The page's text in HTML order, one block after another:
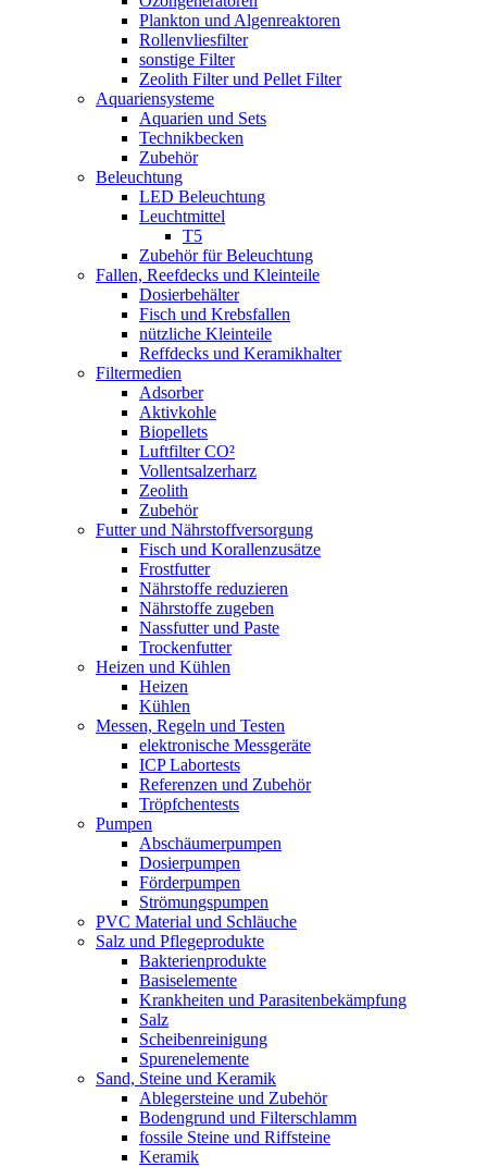
Plankton und Algenreaktoren
Rollenvliesfilter
sonstige Filter
Zeolith Filter und Pellet Filter
Aquariensysteme
Aquarien und Sets
Technikbecken
Zubehör
Beleuchtung
LED Beleuchtung
Leuchtmittel
T5
Zubehör für Beleuchtung
Fallen, Reefdecks und Kleinteile
Dosierbehälter
Fisch und Krebsfallen
nützliche Kleinteile
Reffdecks und Keramikhalter
Filtermedien
Adsorber
Aktivkohle
Biopellets
Luftfilter CO²
Vollentsalzerharz
Zeolith
Zubehör
Futter und Nährstoffversorgung
Fisch und Korallenzusätze
Frostfutter
Nährstoffe reduzieren
Nährstoffe zugeben
Nassfutter und Paste
Trockenfutter
Heizen und Kühlen
Heizen
Kühlen
Messen, Regeln und Testen
elektronische Messgeräte
ICP Labortests
Referenzen und Zubehör
Tröpfchentests
Pumpen
Abschäumerpumpen
Dosierpumpen
Förderpumpen
Strömungspumpen
PVC Material und Schläuche
Salz und Pflegeprodukte
Bakterienprodukte
Basiselemente
Krankheiten und Parasitenbekämpfung
Salz
Scheibenreinigung
Spurenelemente
Sand, Steine und Keramik
Ablegersteine und Zubehör
Bodengrund und Filterschlamm
fossile Steine und Riffsteine
Keramik